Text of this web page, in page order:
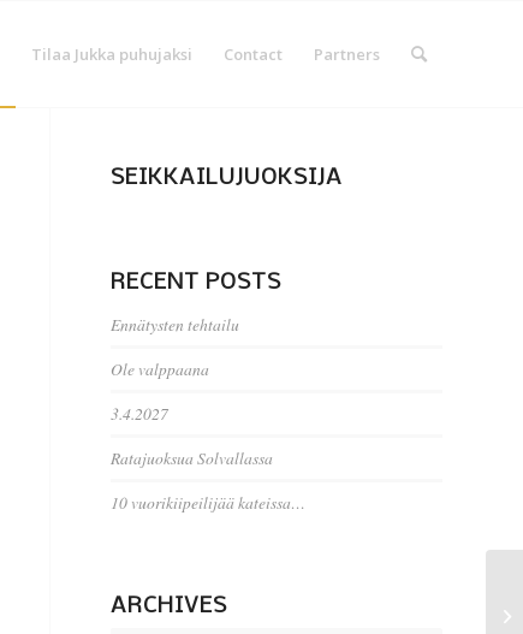
Tilaa Jukka puhujaksi Contact Partners
SEIKKAILUJUOKSIJA
RECENT POSTS
Ennätysten tehtailu
Ole valppaana
3.4.2027
Ratajuoksua Solvallassa
10 vuorikiipeilijää kateissa…
ARCHIVES